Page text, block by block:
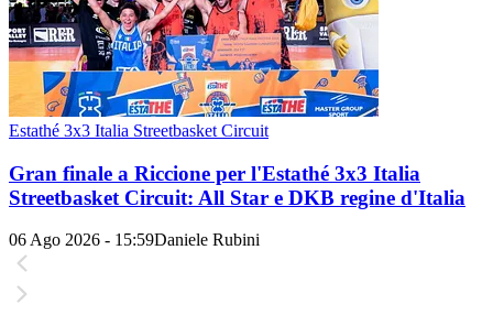
Estathé 3x3 Italia Streetbasket Circuit
Gran finale a Riccione per l'Estathé 3x3 Italia
Streetbasket Circuit: All Star e DKB regine d'Italia
06 Ago 2026 - 15:59Daniele Rubini